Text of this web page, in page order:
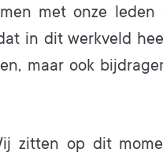
met onze
in dit werkveld
maar ook
zitten op dit